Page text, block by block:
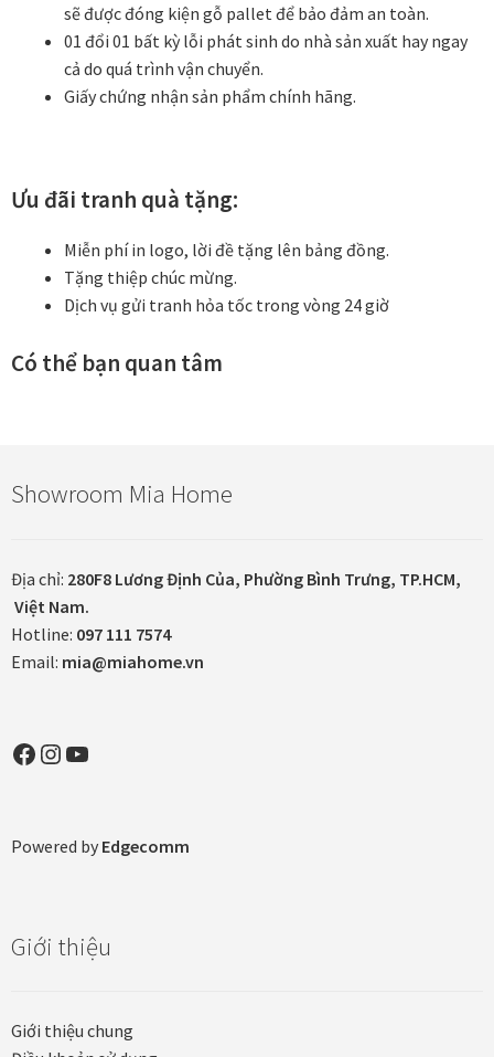
sẽ được đóng kiện gỗ pallet để bảo đảm an toàn.
01 đổi 01 bất kỳ lỗi phát sinh do nhà sản xuất hay ngay
cả do quá trình vận chuyển.
Giấy chứng nhận sản phẩm chính hãng.
Ưu đãi tranh quà tặng:
Miễn phí in logo, lời đề tặng lên bảng đồng.
Tặng thiệp chúc mừng.
Dịch vụ gửi tranh hỏa tốc trong vòng 24 giờ
Có thể bạn quan tâm
Showroom Mia Home
Địa chỉ: 280F8 Lương Định Của, Phường Bình Trưng, TP.HCM,
Việt Nam.
Hotline: 097 111 7574
Email: mia@miahome.vn
Facebook
Instagram
YouTube
Powered by Edgecomm
Giới thiệu
Giới thiệu chung